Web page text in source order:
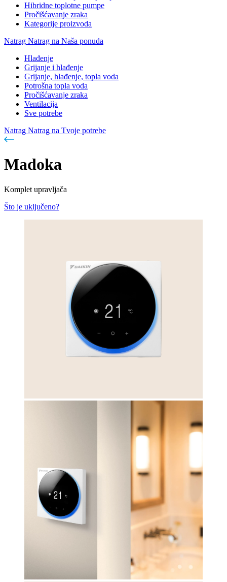
Hibridne toplotne pumpe
Pročišćavanje zraka
Kategorije proizvoda
Natrag Natrag na Naša ponuda
Hlađenje
Grijanje i hlađenje
Grijanje, hlađenje, topla voda
Potrošna topla voda
Pročišćavanje zraka
Ventilacija
Sve potrebe
Natrag Natrag na Tvoje potrebe
Madoka
Komplet upravljača
Što je uključeno?